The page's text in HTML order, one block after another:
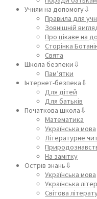
Учням на допомогу⇩
Правила для
Зовнішній
Про цікаве на
Сторінка
Свята
Школа безпеки⇩
Пам’ятки
Інтернет-безпека⇩
Для дітей
Для батьків
Початкова школа⇩
Математика
Українська мова
Літературне
На замітку
Острів знань⇩
Українська мова
Українська
Світова